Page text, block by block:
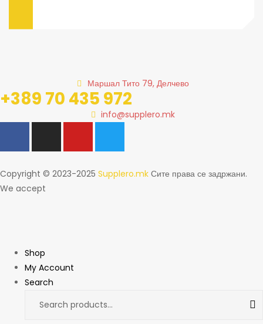
Маршал Тито 79, Делчево
+389 70 435 972
info@supplero.mk
Copyright © 2023-2025 Supplero.mk Сите права се задржани.
We accept
Shop
My Account
Search